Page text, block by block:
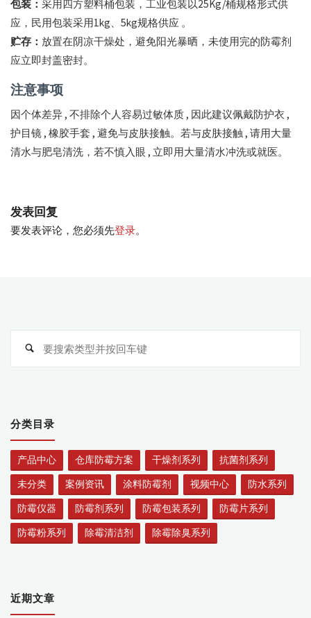
包装 ：采用四方塑料桶包装，工业包装以25Kg/桶规格形式供
应，民用包装采用1kg、5kg规格供应 。
贮存： 放置在阴凉干燥处，避免阳光暴晒，未使用完的防霉剂
应立即封盖密封。
注意事项
因个体差异 , 不排除个人容易过敏体质 , 因此建议佩戴防护衣 ,
护目镜 , 橡胶手套 , 避免与皮肤接触。若与皮肤接触 , 请用大量
清水与肥皂清洗，若不慎入眼 , 立即用大量清水冲洗或就医。
发表回复
要发表评论，您必须先登录。
搜
分类目录
产品中心 仓库防霉方案 干燥剂系列
抗菌剂系列
未分类
案例资讯 涂料防霉剂 视频中心
防水系列
防霉仪器
防霉剂系列 防霉包装系列
防霉片系列
防霉粉系列
除霉清洁剂 除霉除臭系列
近期文章